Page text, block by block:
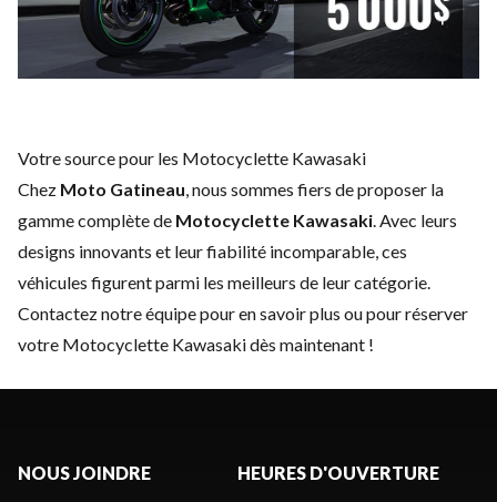
Votre source pour les Motocyclette Kawasaki
Chez Moto Gatineau , nous sommes fiers de proposer la
gamme complète de Motocyclette Kawasaki . Avec leurs
designs innovants et leur fiabilité incomparable, ces
véhicules figurent parmi les meilleurs de leur catégorie.
Contactez notre équipepour en savoir plus ou pour réserver
votre Motocyclette Kawasaki dès maintenant !
NOUS JOINDRE HEURES D'OUVERTURE